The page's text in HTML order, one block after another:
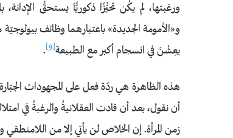
ورغبتها، لم يكُن تحيُّزًا ذكوريًّا يستحقُّ
و«الأمومة الجديدة» باعتبارهما وظائف
يعِشْنَ في انسجام أكبر مع الطبيعة[9]
.
هذه الظاهرة هي ردّة فعل على المجهودات
أن نقول، بعد أن قادت العقلانيةُ والرغبةُ في
زمن المرأة. إن الخلاص لن يأتي إلا من اللامنطقي